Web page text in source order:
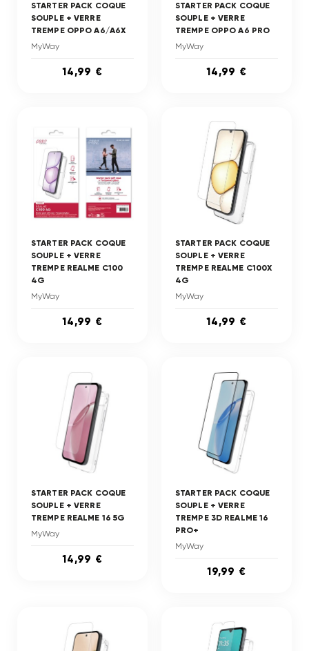
STARTER PACK COQUE
SOUPLE + VERRE
TREMPE OPPO A6/A6X
MyWay
14,99 €
STARTER PACK COQUE
SOUPLE + VERRE
TREMPE OPPO A6 PRO
MyWay
14,99 €
STARTER PACK COQUE
SOUPLE + VERRE
TREMPE REALME C100
4G
MyWay
14,99 €
STARTER PACK COQUE
SOUPLE + VERRE
TREMPE REALME C100X
4G
MyWay
14,99 €
STARTER PACK COQUE
SOUPLE + VERRE
TREMPE REALME 16 5G
MyWay
14,99 €
STARTER PACK COQUE
SOUPLE + VERRE
TREMPE 3D REALME 16
PRO+
MyWay
19,99 €